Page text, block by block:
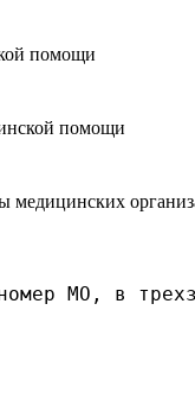
помощи
помощи
медицинских
МО, в